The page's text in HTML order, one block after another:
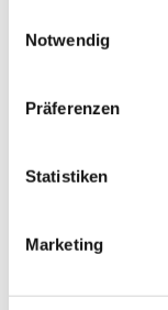
Notwendig
Präferenzen
Statistiken
Marketing